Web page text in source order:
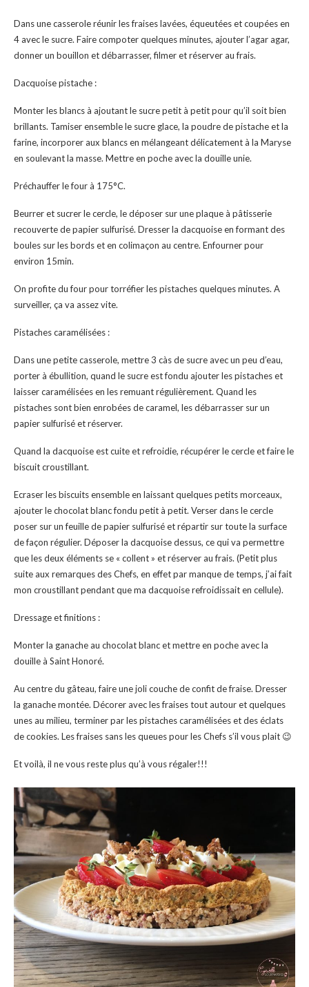
Dans une casserole réunir les fraises lavées, équeutées et coupées en
4 avec le sucre. Faire compoter quelques minutes, ajouter l’agar agar,
donner un bouillon et débarrasser, filmer et réserver au frais.
Dacquoise pistache :
Monter les blancs à ajoutant le sucre petit à petit pour qu’il soit bien
brillants. Tamiser ensemble le sucre glace, la poudre de pistache et la
farine, incorporer aux blancs en mélangeant délicatement à la Maryse
en soulevant la masse. Mettre en poche avec la douille unie.
Préchauffer le four à 175°C.
Beurrer et sucrer le cercle, le déposer sur une plaque à pâtisserie
recouverte de papier sulfurisé. Dresser la dacquoise en formant des
boules sur les bords et en colimaçon au centre. Enfourner pour
environ 15min.
On profite du four pour torréfier les pistaches quelques minutes. A
surveiller, ça va assez vite.
Pistaches caramélisées :
Dans une petite casserole, mettre 3 càs de sucre avec un peu d’eau,
porter à ébullition, quand le sucre est fondu ajouter les pistaches et
laisser caramélisées en les remuant régulièrement. Quand les
pistaches sont bien enrobées de caramel, les débarrasser sur un
papier sulfurisé et réserver.
Quand la dacquoise est cuite et refroidie, récupérer le cercle et faire le
biscuit croustillant.
Ecraser les biscuits ensemble en laissant quelques petits morceaux,
ajouter le chocolat blanc fondu petit à petit. Verser dans le cercle
poser sur un feuille de papier sulfurisé et répartir sur toute la surface
de façon régulier. Déposer la dacquoise dessus, ce qui va permettre
que les deux éléments se « collent » et réserver au frais. (Petit plus
suite aux remarques des Chefs, en effet par manque de temps, j’ai fait
mon croustillant pendant que ma dacquoise refroidissait en cellule).
Dressage et finitions :
Monter la ganache au chocolat blanc et mettre en poche avec la
douille à Saint Honoré.
Au centre du gâteau, faire une joli couche de confit de fraise. Dresser
la ganache montée. Décorer avec les fraises tout autour et quelques
unes au milieu, terminer par les pistaches caramélisées et des éclats
de cookies. Les fraises sans les queues pour les Chefs s’il vous plait 😉
Et voilà, il ne vous reste plus qu’à vous régaler!!!